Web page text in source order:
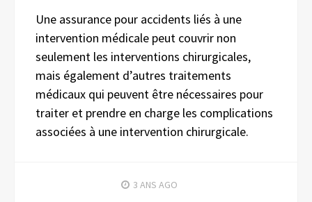
Une assurance pour accidents liés à une
intervention médicale peut couvrir non
seulement les interventions chirurgicales,
mais également d’autres traitements
médicaux qui peuvent être nécessaires pour
traiter et prendre en charge les complications
associées à une intervention chirurgicale.
3 ANS AGO